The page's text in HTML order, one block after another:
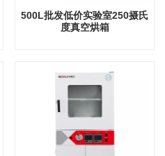
500L批发低价实验室250摄氏
度真空烘箱